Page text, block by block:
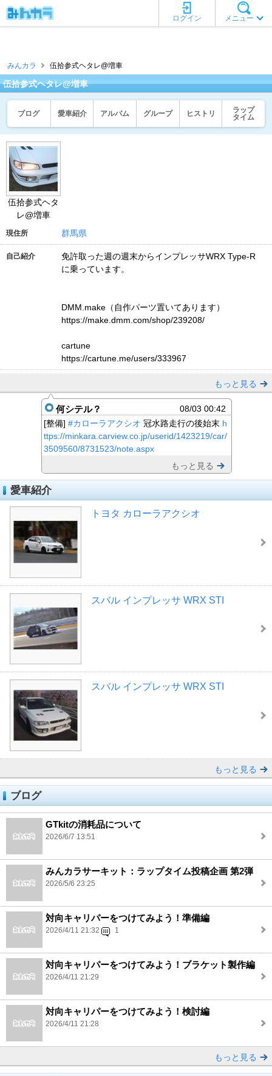
メニュー
ログイン
みんカラ 伍拾参式ヘタレ@増車
伍拾参式ヘタレ@増車
ブログ 愛車紹介 アルバム グループ ヒストリ
ラップ
タイム
伍拾参式ヘタ
レ@増車
現住所 群馬県
自己紹介
免許取った週の週末からインプレッサWRX Type-R
に乗っています。
DMM.make（自作パーツ置いてあります）
https://make.dmm.com/shop/239208/
cartune
https://cartune.me/users/333967
もっと見る
何シテル？
08/03 00:42
[整備] #カローラアクシオ 冠水路走行の後始末 h
ttps://minkara.carview.co.jp/userid/1423219/car/
3509560/8731523/note.aspx
もっと見る
愛車紹介
トヨタ カローラアクシオ
スバル インプレッサ WRX STI
スバル インプレッサ WRX STI
もっと見る
ブログ
GTkitの消耗品について
2026/6/7 13:51
みんカラサーキット：ラップタイム投稿企画 第2弾
2026/5/6 23:25
対向キャリパーをつけてみよう！準備編
2026/4/11 21:32 1
対向キャリパーをつけてみよう！ブラケット製作編
2026/4/11 21:29
対向キャリパーをつけてみよう！検討編
2026/4/11 21:28
もっと見る